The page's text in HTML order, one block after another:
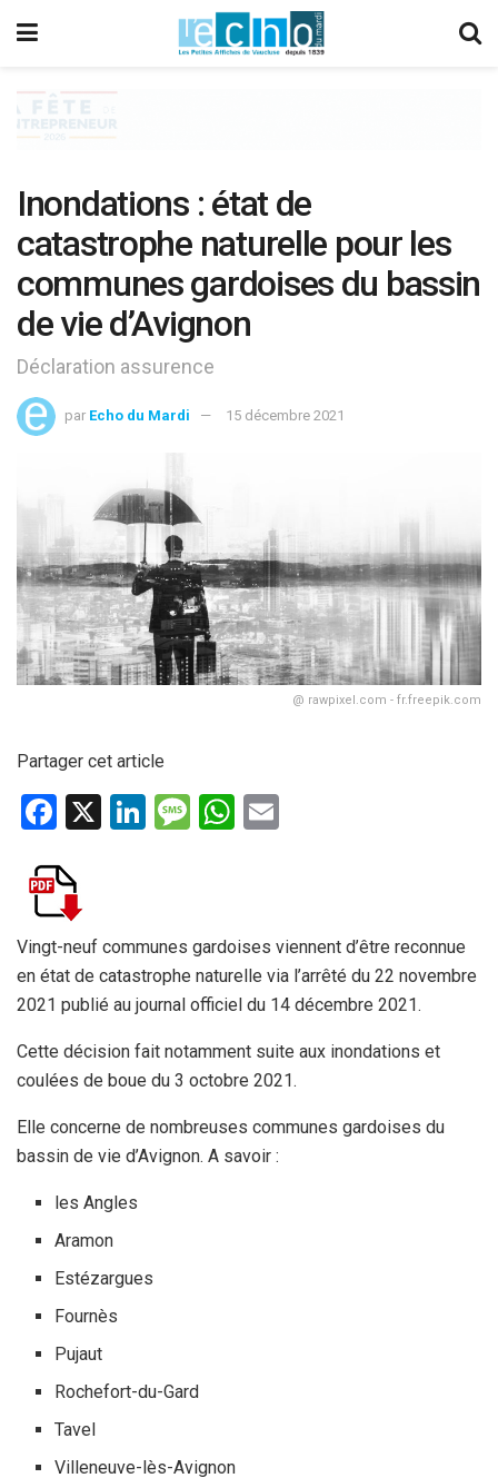
Inondations : état de
catastrophe naturelle pour les
communes gardoises du bassin
de vie d’Avignon
Déclaration assurence
par Echo du Mardi 15 décembre 2021
@ rawpixel.com - fr.freepik.com
Partager cet article
F
ce
b
o
o
k
X
Li
n
M
g
e
W
A
p
p
Vingt-neuf communes gardoises viennent d’être reconnue
en état de catastrophe naturelle via l’arrêté du 22 novembre
2021 publié au journal officiel du 14 décembre 2021.
Cette décision fait notamment suite aux inondations et
coulées de boue du 3 octobre 2021.
Elle concerne de nombreuses communes gardoises du
bassin de vie d’Avignon. A savoir :
les Angles
Aramon
Estézargues
Fournès
Pujaut
Rochefort-du-Gard
Tavel
Villeneuve-lès-Avignon